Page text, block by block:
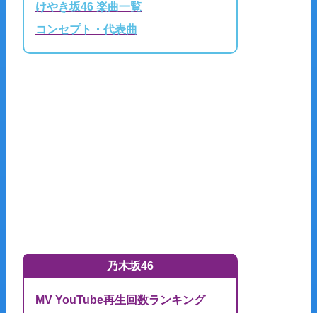
けやき坂46 楽曲一覧
コンセプト・代表曲
乃木坂46
MV YouTube再生回数ランキング